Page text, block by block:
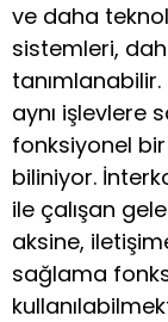
ve daha
sistemleri,
aynı işlevlere
fonksiyonel
biliniyor.
ile çalışan
aksine,
sağlama